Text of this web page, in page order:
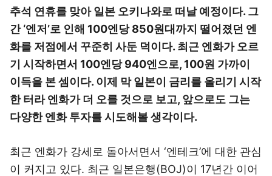
추석 연휴를 맞아 일본 오키나와로 떠날 예정이다. 그
간 ‘엔저’로 인해 100엔당 850원대까지 떨어졌던 엔
화를 저점에서 꾸준히 사둔 덕이다. 최근 엔화가 오르
기 시작하면서 100엔당 940엔으로, 100원 가까이
이득을 본 셈이다. 이제 막 일본이 금리를 올리기 시작
한 터라 엔화가 더 오를 것으로 보고, 앞으로도 그는
다양한 엔화 투자를 시도해볼 생각이다.
최근 엔화가 강세로 돌아서면서 ‘엔테크’에 대한 관심
이 커지고 있다. 최근 일본은행(BOJ)이 17년간 이어